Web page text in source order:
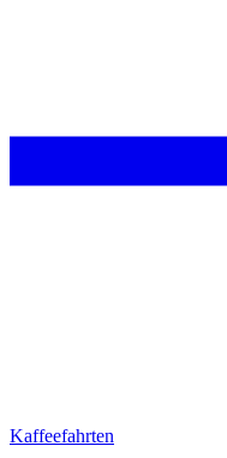
Kaffeefahrten